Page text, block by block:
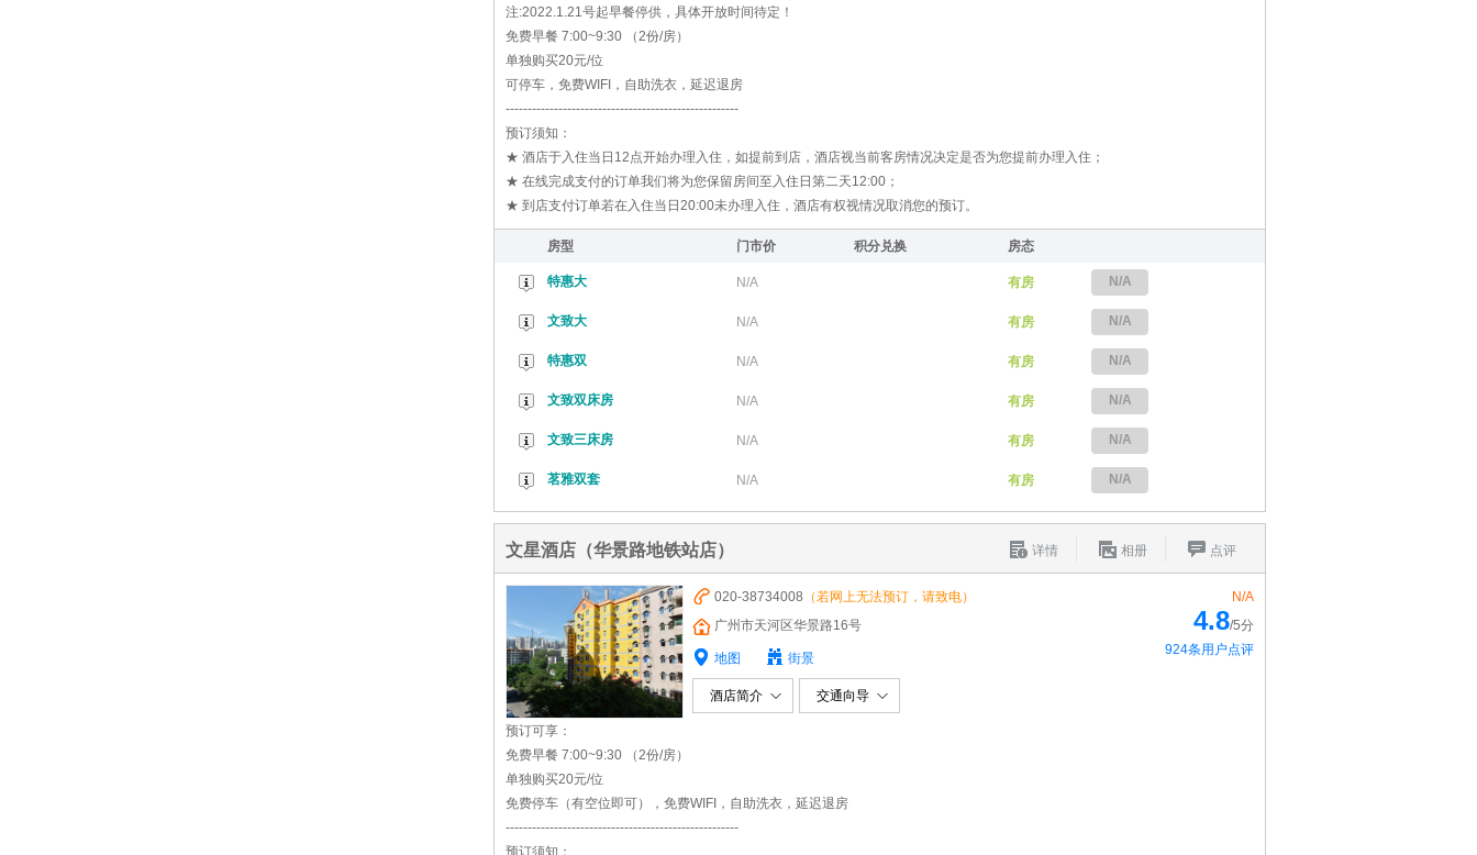
注:2022.1.21号起早餐停供，具体开放时间待定！
免费早餐 7:00~9:30 （2份/房）
单独购买20元/位
可停车，免费WIFI，自助洗衣，延迟退房
-----------------------------------------------------
预订须知：
★ 酒店于入住当日12点开始办理入住，如提前到店，酒店视当前客房情况决定是否为您提前办理入住；
★ 在线完成支付的订单我们将为您保留房间至入住日第二天12:00；
★ 到店支付订单若在入住当日20:00未办理入住，酒店有权视情况取消您的预订。
房型 门市价 积分兑换 房态
特惠大 N/A 有房 N/A
文致大 N/A 有房 N/A
特惠双 N/A 有房 N/A
文致双床房 N/A 有房 N/A
文致三床房 N/A 有房 N/A
茗雅双套 N/A 有房 N/A
文星酒店（华景路地铁站店） 点评
相册
详情
020-38734008 （若网上无法预订，请致电）
广州市天河区华景路16号
地图 街景
N/A
4.8/5分
924条用户点评
酒店简介 交通向导
预订可享：
免费早餐 7:00~9:30 （2份/房）
单独购买20元/位
免费停车（有空位即可），免费WIFI，自助洗衣，延迟退房
-----------------------------------------------------
预订须知：